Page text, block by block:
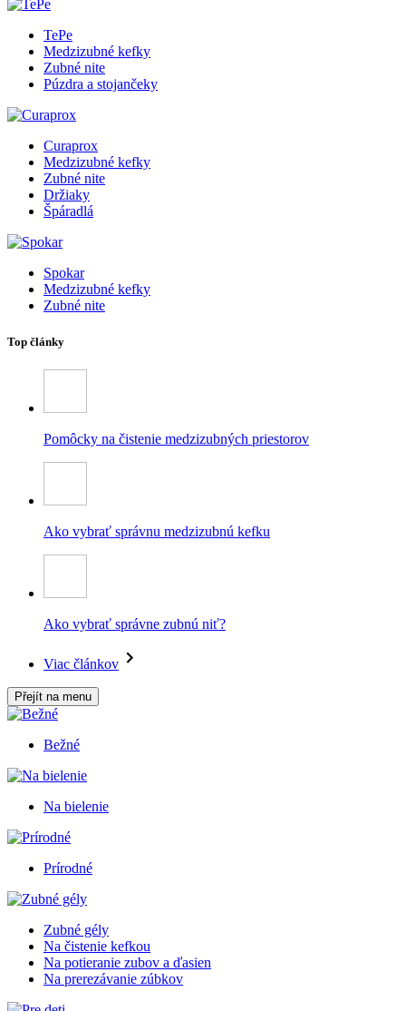
TePe
Medzizubné kefky
Zubné nite
Púzdra a stojančeky
Curaprox
Medzizubné kefky
Zubné nite
Držiaky
Špáradlá
Spokar
Medzizubné kefky
Zubné nite
Top články
Pomôcky na čistenie medzizubných priestorov
Ako vybrať správnu medzizubnú kefku
Ako vybrať správne zubnú niť?
Viac článkov
Přejít na menu
Bežné
Na bielenie
Prírodné
Zubné gély
Na čistenie kefkou
Na potieranie zubov a ďasien
Na prerezávanie zúbkov